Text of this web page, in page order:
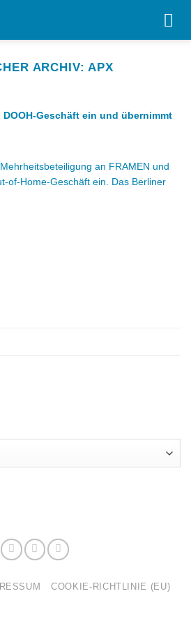
ARCHIV:APX
Geschäft ein und übernimmt
an FRAMEN und
of-Home-Geschäft ein. Das Berliner
COOKIE-RICHTLINIE (EU)